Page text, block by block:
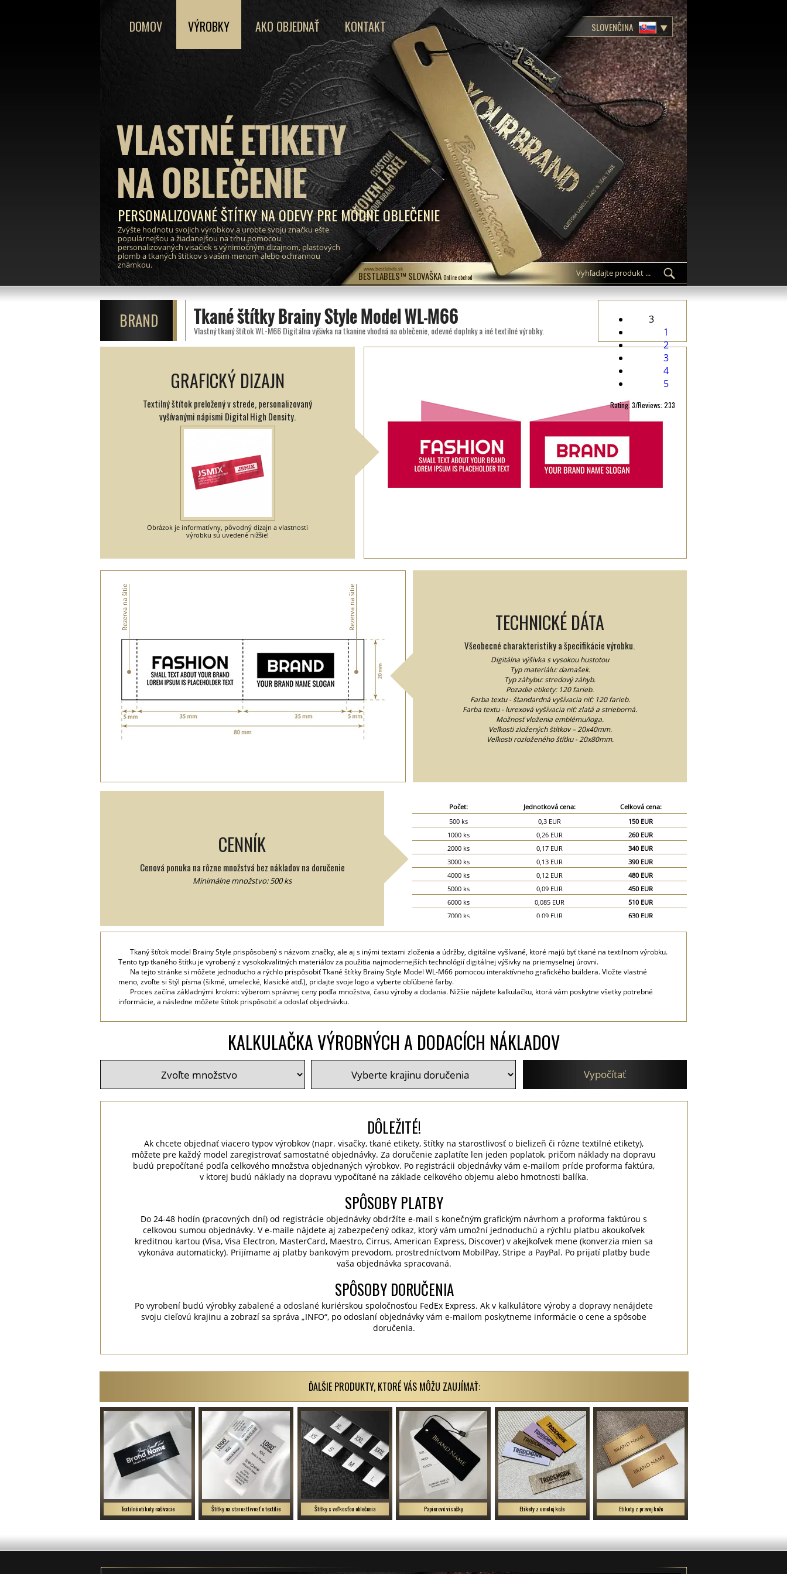
BESTLABELS™ SLOVAŠKA Online obchod
www.bestlabels.sk
VLASTNÉ ETIKETY
NA OBLEČENIE
PERSONALIZOVANÉ ŠTÍTKY NA ODEVY PRE MÓDNE OBLEČENIE
Zvýšte hodnotu svojich výrobkov a urobte svoju značku ešte
populárnejšou a žiadanejšou na trhu pomocou
personalizovaných visačiek s výnimočným dizajnom, plastových
plomb a tkaných štítkov s vaším menom alebo ochrannou
známkou.
DOMOV VÝROBKY AKO OBJEDNAŤ KONTAKT SLOVENČINA
BRAND Tkané štítky Brainy Style Model WL-M66
Vlastný tkaný štítok WL-M66 Digitálna výšivka na tkanine vhodná na oblečenie, odevné doplnky a iné textilné výrobky.
3
1
2
3
4
5
Rating: 3/Reviews: 233
GRAFICKÝ DIZAJN
Textilný štítok preložený v strede, personalizovaný
vyšívanými nápismi Digital High Density.
Obrázok je informatívny, pôvodný dizajn a vlastnosti
výrobku sú uvedené nižšie!
TECHNICKÉ DÁTA
Všeobecné charakteristiky a špecifikácie výrobku.
Digitálna výšivka s vysokou hustotou
Typ materiálu: damašek.
Typ záhybu: stredový záhyb.
Pozadie etikety: 120 farieb.
Farba textu - štandardná vyšívacia niť: 120 farieb.
Farba textu - lurexová vyšívacia niť: zlatá a strieborná.
Možnosť vloženia emblému/loga.
Veľkosti zložených štítkov – 20x40mm.
Veľkosti rozloženého štítku - 20x80mm.
Rezerva na šitie Rezerva na šitie
CENNÍK
Cenová ponuka na rôzne množstvá bez nákladov na doručenie
Minimálne množstvo: 500 ks
Počet: Jednotková cena:
Celková cena:
500 ks
0,3 EUR
150 EUR
1000 ks
0,26 EUR
260 EUR
2000 ks
0,17 EUR
340 EUR
3000 ks
0,13 EUR
390 EUR
4000 ks
0,12 EUR
480 EUR
5000 ks
0,09 EUR
450 EUR
6000 ks
0,085 EUR
510 EUR
7000 ks
0,09 EUR
630 EUR
10000 ks
0,06 EUR
600 EUR
15000 ks
0,05 EUR
750 EUR
20000 ks
Tkaný štítok model Brainy Style prispôsobený s názvom značky, ale aj s inými textami zloženia a údržby, digitálne vyšívané, ktoré majú byť tkané na textilnom výrobku.
Tento typ tkaného štítku je vyrobený z vysokokvalitných materiálov za použitia najmodernejších technológií digitálnej výšivky na priemyselnej úrovni.
Na tejto stránke si môžete jednoducho a rýchlo prispôsobiť Tkané štítky Brainy Style Model WL-M66 pomocou interaktívneho grafického buildera. Vložte vlastné
meno, zvoľte si štýl písma (šikmé, umelecké, klasické atď.), pridajte svoje logo a vyberte obľúbené farby.
Proces začína základnými krokmi: výberom správnej ceny podľa množstva, času výroby a dodania. Nižšie nájdete kalkulačku, ktorá vám poskytne všetky potrebné
informácie, a následne môžete štítok prispôsobiť a odoslať objednávku.
KALKULAČKA VÝROBNÝCH A DODACÍCH NÁKLADOV
Vypočítať
DÔLEŽITÉ!
Ak chcete objednať viacero typov výrobkov (napr. visačky, tkané etikety, štítky na starostlivosť o bielizeň či rôzne textilné etikety),
môžete pre každý model zaregistrovať samostatné objednávky. Za doručenie zaplatíte len jeden poplatok, pričom náklady na dopravu
budú prepočítané podľa celkového množstva objednaných výrobkov. Po registrácii objednávky vám e-mailom príde proforma faktúra,
v ktorej budú náklady na dopravu vypočítané na základe celkového objemu alebo hmotnosti balíka.
SPÔSOBY PLATBY
Do 24-48 hodín (pracovných dní) od registrácie objednávky obdržíte e-mail s konečným grafickým návrhom a proforma faktúrou s
celkovou sumou objednávky. V e-maile nájdete aj zabezpečený odkaz, ktorý vám umožní jednoduchú a rýchlu platbu akoukoľvek
kreditnou kartou (Visa, Visa Electron, MasterCard, Maestro, Cirrus, American Express, Discover) v akejkoľvek mene (konverzia mien sa
vykonáva automaticky). Prijímame aj platby bankovým prevodom, prostredníctvom MobilPay, Stripe a PayPal. Po prijatí platby bude
vaša objednávka spracovaná.
SPÔSOBY DORUČENIA
Po vyrobení budú výrobky zabalené a odoslané kuriérskou spoločnosťou FedEx Express. Ak v kalkulátore výroby a dopravy nenájdete
svoju cieľovú krajinu a zobrazí sa správa „INFO“, po odoslaní objednávky vám e-mailom poskytneme informácie o cene a spôsobe
doručenia.
ĎALŠIE PRODUKTY, KTORÉ VÁS MÔŽU ZAUJÍMAŤ:
Textilné etikety našívacie Štítky na starostlivosť o textílie Štítky s veľkosťou oblečenia Papierové visačky Etikety z umelej kože Etikety z pravej kože